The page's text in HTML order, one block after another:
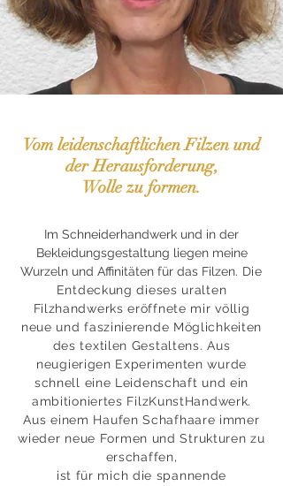
Vom leidenschaftlichen Filzen und
der Herausforderung,
Wolle zu formen.
Im Schneiderhandwerk und in der
Bekleidungsgestaltung liegen meine
Wurzeln und Affinitäten für das Filzen. Die
Entdeckung dieses uralten
Filzhandwerks eröffnete mir völlig
neue und faszinierende Möglichkeiten
des textilen Gestaltens. Aus
neugierigen Experimenten wurde
schnell eine Leidenschaft und ein
ambitioniertes FilzKunstHandwerk.
Aus einem Haufen Schafhaare immer
wieder neue Formen und Strukturen zu
erschaffen,
ist für mich die spannende